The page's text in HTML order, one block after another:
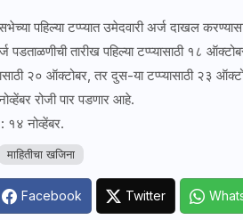
पहिल्या टप्प्यात उमेदवारी अर्ज दाखल
पडताळणीची तारीख पहिल्या टप्प्यासाठी १८
२० ऑक्टोबर, तर दुस-या टप्प्यासाठी २३
रोजी पार पडणार आहे.
१४ नोव्हेंबर.
माहितीचा खजिना
Facebook Twitter